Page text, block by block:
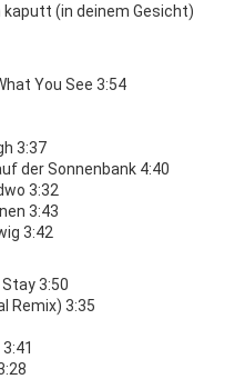
(in deinem Gesicht)
You See 3:54
3:37
der Sonnenbank 4:40
3:32
3:43
3:42
3:50
Remix) 3:35